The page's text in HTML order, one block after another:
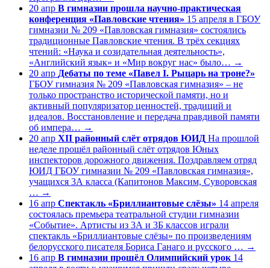
20 апр В гимназии прошла научно-практическая
конференция «Павловские чтения» 15 апреля в ГБОУ
гимназии № 209 «Павловская гимназия» состоялись
традиционные Павловские чтения. В трёх секциях
чтений: «Наука и созидательная деятельность»,
«Английский язык» и «Мир вокруг нас» было… →
20 апр Дебаты по теме «Павел I. Рыцарь на троне?»
ГБОУ гимназия № 209 «Павловская гимназия» – не
только пространство исторической памяти, но и
активный популяризатор ценностей, традиций и
идеалов. Восстановление и передача правдивой памяти
об импера… →
20 апр XII районный слёт отрядов ЮИД На прошлой
неделе прошёл районный слёт отрядов Юных
инспекторов дорожного движения. Поздравляем отряд
ЮИД ГБОУ гимназии № 209 «Павловская гимназия»,
учащихся 3А класса (Капитонов Максим, Суворовская
… →
16 апр Спектакль «Бриллиантовые слёзы» 14 апреля
состоялась премьера театральной студии гимназии
«Событие». Артисты из 3А и 3Б классов играли
спектакль «Бриллиантовые слёзы» по произведениям
белорусского писателя Бориса Ганаго и русского … →
16 апр В гимназии прошёл Олимпийский урок 14